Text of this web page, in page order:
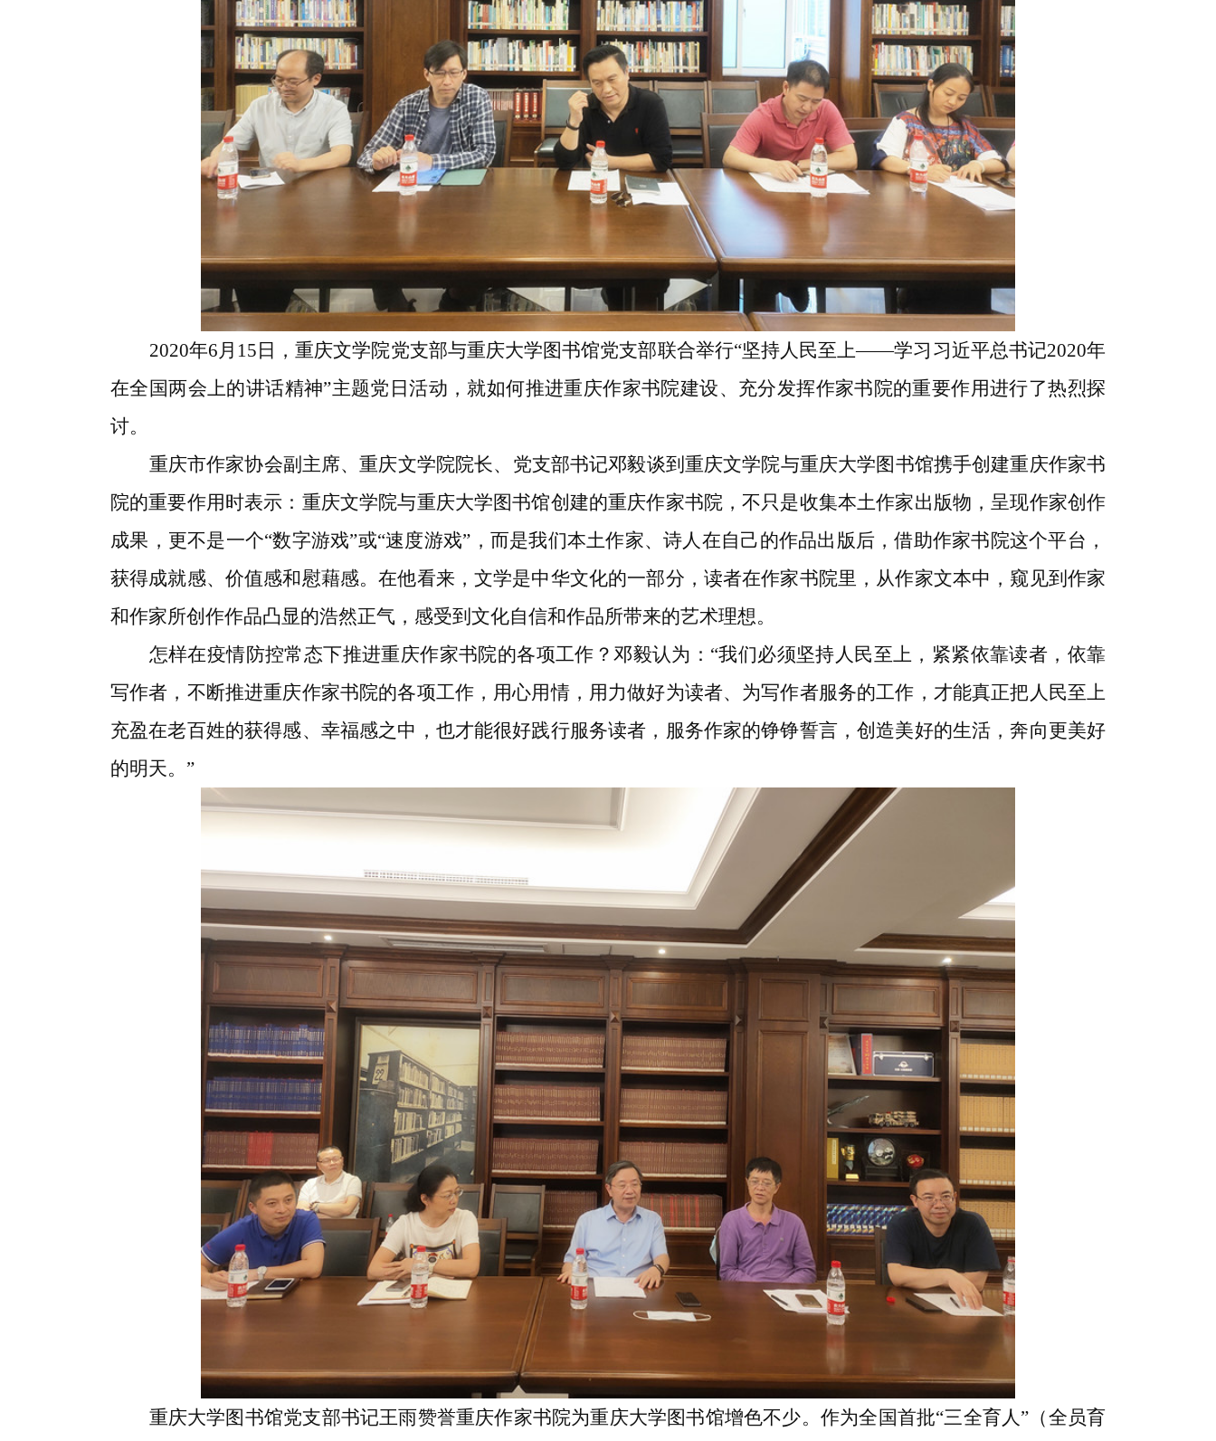
2020年6月15日，重庆文学院党支部与重庆大学图书馆党支部联合举行“坚持人民至上——学习习近平总书记2020年
在全国两会上的讲话精神”主题党日活动，就如何推进重庆作家书院建设、充分发挥作家书院的重要作用进行了热烈探
讨。
重庆市作家协会副主席、重庆文学院院长、党支部书记邓毅谈到重庆文学院与重庆大学图书馆携手创建重庆作家书
院的重要作用时表示：重庆文学院与重庆大学图书馆创建的重庆作家书院，不只是收集本土作家出版物，呈现作家创作
成果，更不是一个“数字游戏”或“速度游戏”，而是我们本土作家、诗人在自己的作品出版后，借助作家书院这个平台，
获得成就感、价值感和慰藉感。在他看来，文学是中华文化的一部分，读者在作家书院里，从作家文本中，窥见到作家
和作家所创作作品凸显的浩然正气，感受到文化自信和作品所带来的艺术理想。
怎样在疫情防控常态下推进重庆作家书院的各项工作？邓毅认为：“我们必须坚持人民至上，紧紧依靠读者，依靠
写作者，不断推进重庆作家书院的各项工作，用心用情，用力做好为读者、为写作者服务的工作，才能真正把人民至上
充盈在老百姓的获得感、幸福感之中，也才能很好践行服务读者，服务作家的铮铮誓言，创造美好的生活，奔向更美好
的明天。”
重庆大学图书馆党支部书记王雨赞誉重庆作家书院为重庆大学图书馆增色不少。作为全国首批“三全育人”（全员育